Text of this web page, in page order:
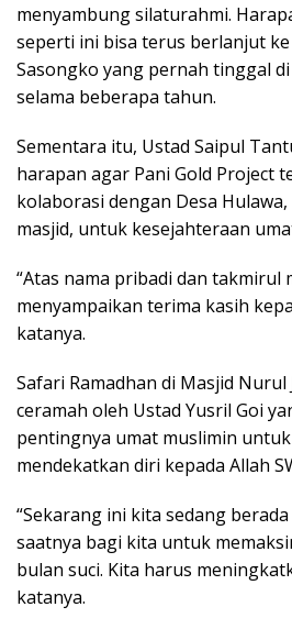
menyambung silaturahmi.
seperti ini bisa terus berlanjut ke
Sasongko yang pernah tinggal
selama beberapa tahun.
Sementara itu, Ustad Saipul
harapan agar Pani Gold Project
kolaborasi dengan Desa
masjid, untuk kesejahteraan
“Atas nama pribadi dan takmirul
menyampaikan terima kasih
katanya.
Safari Ramadhan di Masjid
ceramah oleh Ustad Yusril Goi
pentingnya umat muslimin
mendekatkan diri kepada Allah
“Sekarang ini kita sedang
saatnya bagi kita untuk
bulan suci. Kita harus
katanya.